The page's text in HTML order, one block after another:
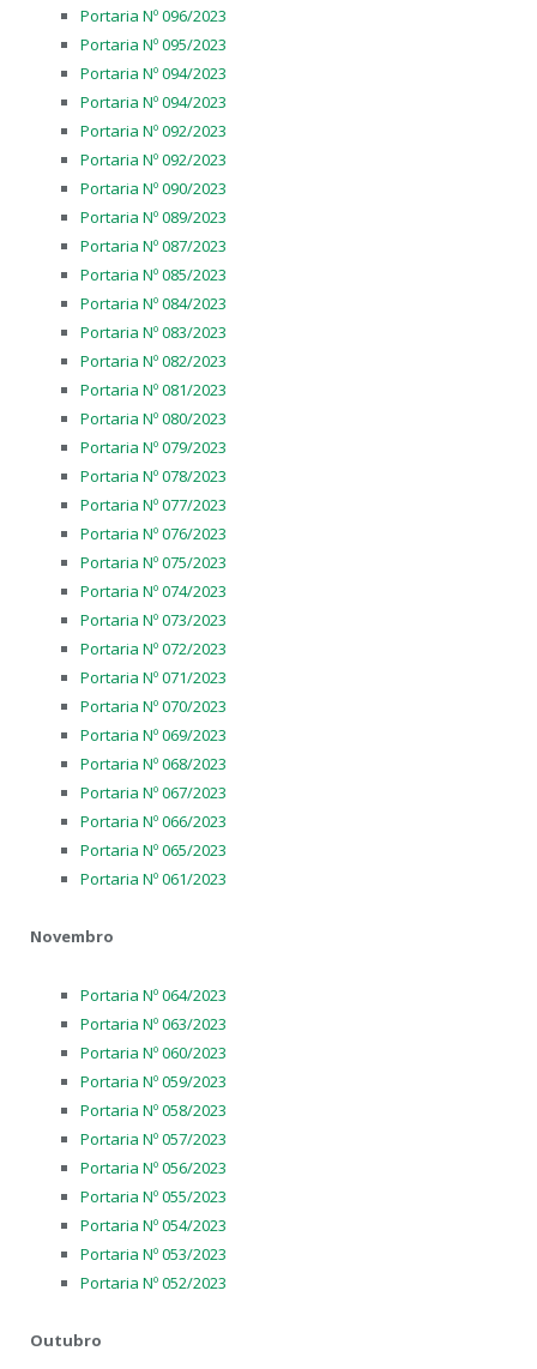
Portaria Nº 096/2023
Portaria Nº 095/2023
Portaria Nº 094/2023
Portaria Nº 094/2023
Portaria Nº 092/2023
Portaria Nº 092/2023
Portaria Nº 090/2023
Portaria Nº 089/2023
Portaria Nº 087/2023
Portaria Nº 085/2023
Portaria Nº 084/2023
Portaria Nº 083/2023
Portaria Nº 082/2023
Portaria Nº 081/2023
Portaria Nº 080/2023
Portaria Nº 079/2023
Portaria Nº 078/2023
Portaria Nº 077/2023
Portaria Nº 076/2023
Portaria Nº 075/2023
Portaria Nº 074/2023
Portaria Nº 073/2023
Portaria Nº 072/2023
Portaria Nº 071/2023
Portaria Nº 070/2023
Portaria Nº 069/2023
Portaria Nº 068/2023
Portaria Nº 067/2023
Portaria Nº 066/2023
Portaria Nº 065/2023
Portaria Nº 061/2023
Novembro
Portaria Nº 064/2023
Portaria Nº 063/2023
Portaria Nº 060/2023
Portaria Nº 059/2023
Portaria Nº 058/2023
Portaria Nº 057/2023
Portaria Nº 056/2023
Portaria Nº 055/2023
Portaria Nº 054/2023
Portaria Nº 053/2023
Portaria Nº 052/2023
Outubro